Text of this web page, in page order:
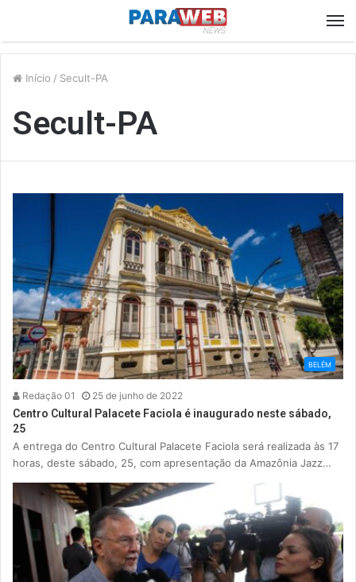
Início / Secult-PA
Secult-PA
BELÉM
Redação 01 25 de junho de 2022
Centro Cultural Palacete Faciola é inaugurado neste sábado,
25
A entrega do Centro Cultural Palacete Faciola será realizada às 17
horas, deste sábado, 25, com apresentação da Amazônia Jazz…